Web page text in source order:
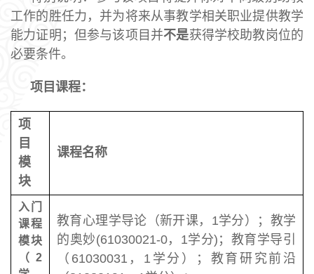
工作的胜任力，并为将来从事教学相关职业提供教学
能力证明；但参与该项目并不是获得学校助教岗位的
必要条件。
项目课程：
项
目
模
块
课程名称
入门
课程
模块
（ 2
教育心理学导论（新开课，1学分）；教学
的奥妙(61030021-0，1学分)；教育学导引
（61030031，1学分）；教育研究前沿